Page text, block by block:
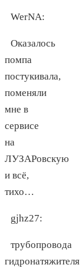
WerNA:
Оказалось
помпа
постукивала,
поменяли
мне в
сервисе
на
ЛУЗАРовскую
и всё,
тихо…
gjhz27:
трубопровода
гидронатяжителя